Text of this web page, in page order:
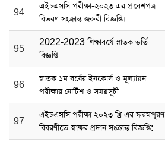
94
এইচএসসি পরীক্ষা-২০২৩ এর প্রবেশপত্র
বিতরণ সংক্রান্ত জরুরী বিজ্ঞপ্তি।
95
2022-2023 শিক্ষাবর্ষে স্নাতক ভর্তি
বিজ্ঞপ্তি
96
স্নাতক ১ম বর্ষের ‍ইনকোর্স ও মূল্যায়ন
পরীক্ষার নোটিশ ও সময়সূচী
97
এইচএসসি পরীক্ষা ২০২৩ খ্রি এর ফরমপূরণ
বিবরণীতে স্বাক্ষর প্রদান সংক্রান্ত বিজ্ঞপ্তি: